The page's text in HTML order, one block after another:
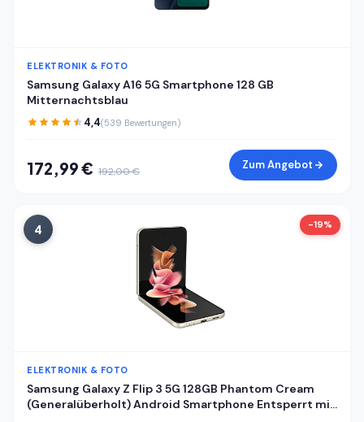
ELEKTRONIK & FOTO
Samsung Galaxy A16 5G Smartphone 128 GB
Mitternachtsblau
4,4(539 Bewertungen)
172,99 € 192,00 € Zum Angebot
4 -19%
ELEKTRONIK & FOTO
Samsung Galaxy Z Flip 3 5G 128GB Phantom Cream
(Generalüberholt) Android Smartphone Entsperrt mit